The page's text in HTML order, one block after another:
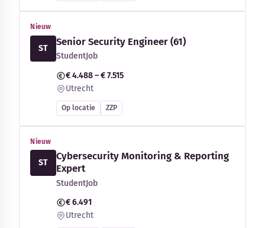
Nieuw
ST
Senior Security Engineer (61)
StudentJob
€ 4.488 – € 7.515
Utrecht
Op locatie ZZP
Nieuw
ST
Cybersecurity Monitoring & Reporting
Expert
StudentJob
€ 6.491
Utrecht